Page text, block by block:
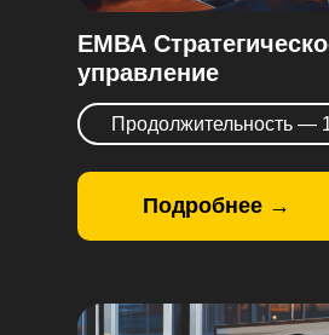
ЕМВА
управление
Подробнее →
Продолжительность —